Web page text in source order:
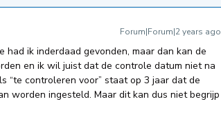
Forum|Forum|2 years ago
ik inderdaad gevonden, maar dan kan de
en ik wil juist dat de controle datum niet na
“te controleren voor” staat op 3 jaar dat de
worden ingesteld. Maar dit kan dus niet begrijp